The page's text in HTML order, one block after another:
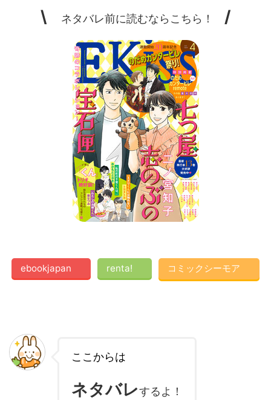
\ ネタバレ前に読むならこちら！ /
ebookjapan renta! コミックシーモア
ここからは
ネタバレするよ！